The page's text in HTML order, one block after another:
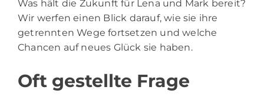
Was hält die Zukunft für Lena und Mark bereit?
Wir werfen einen Blick darauf, wie sie ihre
getrennten Wege fortsetzen und welche
Chancen auf neues Glück sie haben.
Oft gestellte Frage